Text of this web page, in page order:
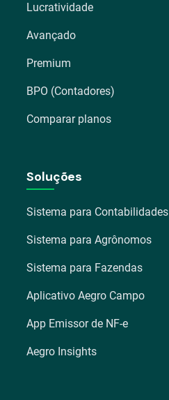
Lucratividade
Avançado
Premium
BPO (Contadores)
Comparar planos
Soluções
Sistema para Contabilidades
Sistema para Agrônomos
Sistema para Fazendas
Aplicativo Aegro Campo
App Emissor de NF-e
Aegro Insights